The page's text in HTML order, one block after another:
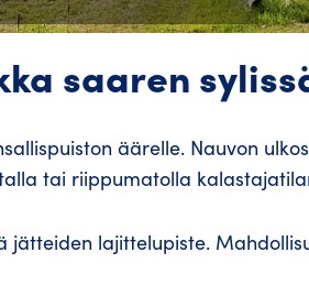
saaren
äärelle. Nauvon
tai riippumatolla
jätteiden lajittelupiste.